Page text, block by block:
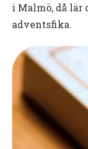
i Malmö, då
adventsfika.